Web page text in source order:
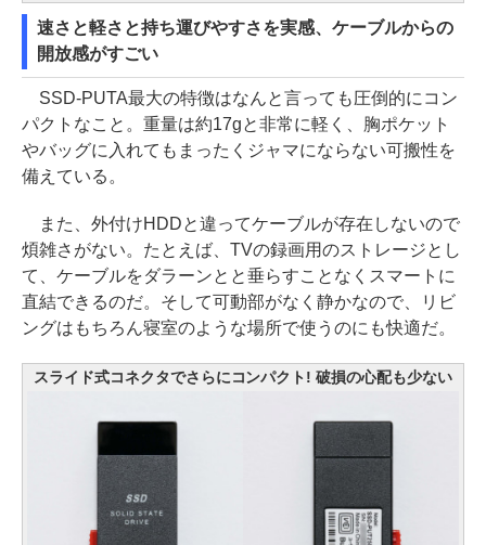
速さと軽さと持ち運びやすさを実感、ケーブルからの
開放感がすごい
SSD-PUTA最大の特徴はなんと言っても圧倒的にコン
パクトなこと。重量は約17gと非常に軽く、胸ポケット
やバッグに入れてもまったくジャマにならない可搬性を
備えている。
また、外付けHDDと違ってケーブルが存在しないので
煩雑さがない。たとえば、TVの録画用のストレージとし
て、ケーブルをダラーンとと垂らすことなくスマートに
直結できるのだ。そして可動部がなく静かなので、リビ
ングはもちろん寝室のような場所で使うのにも快適だ。
スライド式コネクタでさらにコンパクト! 破損の心配も少ない